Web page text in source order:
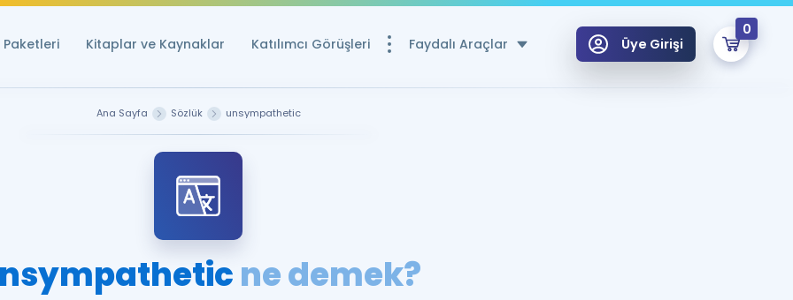
Paketleri Kitaplar ve Kaynaklar Katılımcı Görüşleri Faydalı Araçlar
Ücretsiz Kaynaklar
YDS ve YÖKDİL için Ücretsiz Kaynaklar
YDS ve YÖKDİL Puan Hesaplama Aracı
Üye Girişi
0
Remzi Hoca ile seni sınava hazırlayacak onlarca eğitim seni bekliyor!
Ana Sayfa Sözlük unsympathetic
ne demek?